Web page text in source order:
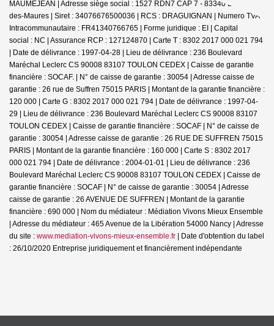
MAUMEJEAN | Adresse siège social : 1527 RDN7 CAP 7 - 83340 Le Cannet-
des-Maures | Siret : 34076676500036 | RCS : DRAGUIGNAN | Numero TVA
Intracommunautaire : FR41340766765 | Forme juridique : EI | Capital
social : NC | Assurance RCP : 127124870 | Carte T : 8302 2017 000 021 794
| Date de délivrance : 1997-04-28 | Lieu de délivrance : 236 Boulevard
Maréchal Leclerc CS 90008 83107 TOULON CEDEX | Caisse de garantie
financière : SOCAF. | N° de caisse de garantie : 30054 | Adresse caisse de
garantie : 26 rue de Suffren 75015 PARIS | Montant de la garantie financière :
120 000 | Carte G : 8302 2017 000 021 794 | Date de délivrance : 1997-04-
29 | Lieu de délivrance : 236 Boulevard Maréchal Leclerc CS 90008 83107
TOULON CEDEX | Caisse de garantie financière : SOCAF | N° de caisse de
garantie : 30054 | Adresse caisse de garantie : 26 RUE DE SUFFREN 75015
PARIS | Montant de la garantie financière : 160 000 | Carte S : 8302 2017
000 021 794 | Date de délivrance : 2004-01-01 | Lieu de délivrance : 236
Boulevard Maréchal Leclerc CS 90008 83107 TOULON CEDEX | Caisse de
garantie financière : SOCAF | N° de caisse de garantie : 30054 | Adresse
caisse de garantie : 26 AVENUE DE SUFFREN | Montant de la garantie
financière : 690 000 | Nom du médiateur : Médiation Vivons Mieux Ensemble
| Adresse du médiateur : 465 Avenue de la Libération 54000 Nancy | Adresse
du site : www.mediation-vivons-mieux-ensemble.fr | Date d'obtention du label
: 26/10/2020 Entreprise juridiquement et financièrement indépendante